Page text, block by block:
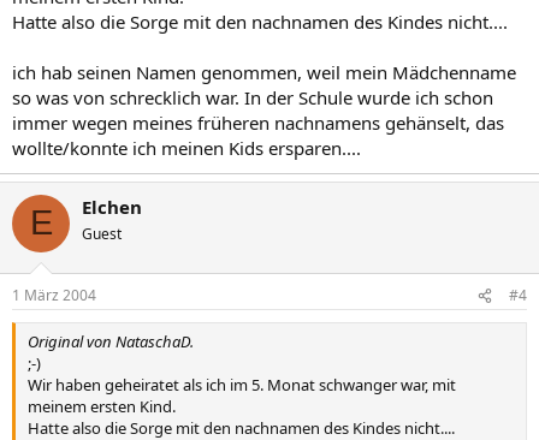
Hatte also die Sorge mit den nachnamen des Kindes nicht....
ich hab seinen Namen genommen, weil mein Mädchenname
so was von schrecklich war. In der Schule wurde ich schon
immer wegen meines früheren nachnamens gehänselt, das
wollte/konnte ich meinen Kids ersparen....
E Elchen
Guest
1 März 2004 #4
Original von NataschaD.
;-)
Wir haben geheiratet als ich im 5. Monat schwanger war, mit
meinem ersten Kind.
Hatte also die Sorge mit den nachnamen des Kindes nicht....